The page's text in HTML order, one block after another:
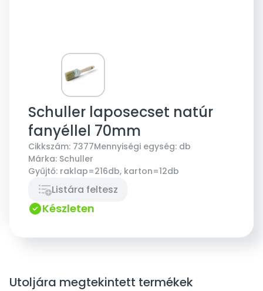
Schuller laposecset natúr
fanyéllel 70mm
Cikkszám: 7377Mennyiségi egység: db
Márka: Schuller
Gyűjtő: raklap=216db, karton=12db
Listára feltesz
Készleten
Utoljára megtekintett termékek